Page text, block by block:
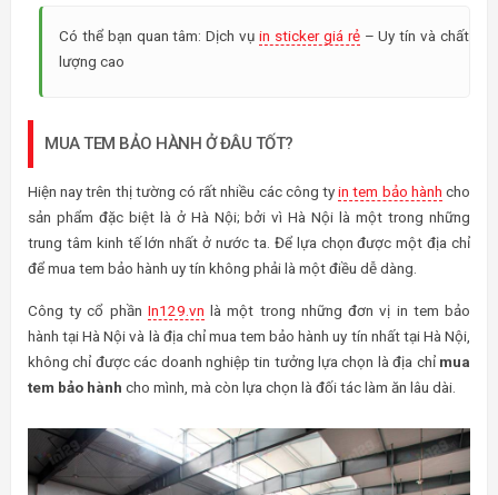
Có thể bạn quan tâm: Dịch vụin sticker giá rẻ– Uy tín và chất
lượng cao
MUA TEM BẢO HÀNH Ở ĐÂU TỐT?
Hiện nay trên thị tường có rất nhiều các công tyin tem bảo hành cho
sản phẩm đặc biệt là ở Hà Nội; bởi vì Hà Nội là một trong những
trung tâm kinh tế lớn nhất ở nước ta. Để lựa chọn được một địa chỉ
để mua tem bảo hành uy tín không phải là một điều dễ dàng.
Công ty cổ phần In129.vn là một trong những đơn vị in tem bảo
hành tại Hà Nội và là địa chỉ mua tem bảo hành uy tín nhất tại Hà Nội,
không chỉ được các doanh nghiệp tin tưởng lựa chọn là địa chỉ mua
tem bảo hành cho mình, mà còn lựa chọn là đối tác làm ăn lâu dài.